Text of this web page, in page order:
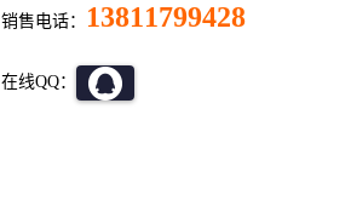
销售电话： 13811799428
在线QQ：